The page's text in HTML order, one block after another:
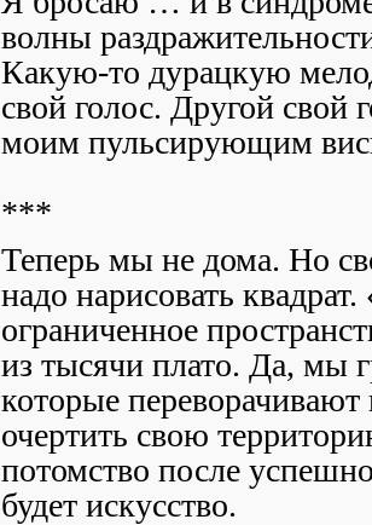
волны
Какую-то дурацкую
свой голос. Другой свой
моим пульсирующим
***
Теперь мы не дома. Но
надо нарисовать
ограниченное
из тысячи плато. Да, мы
которые
очертить свою
потомство после
будет искусство.